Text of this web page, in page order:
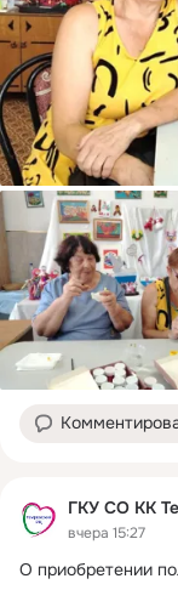
ГКУ СО КК
вчера 15:27
О приобретении